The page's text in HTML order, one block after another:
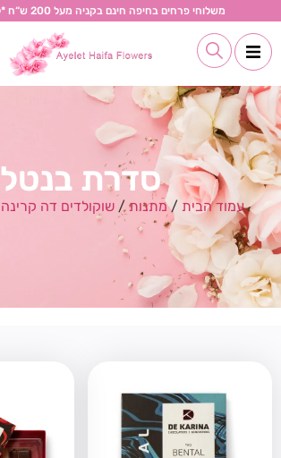
משלוחי פרחים בחיפה חינם בקניה מעל 200 ש“ח *למעט ערבי חג
סדרת בנטל
עמוד הבית /מתנות/שוקולדים דה קרינה